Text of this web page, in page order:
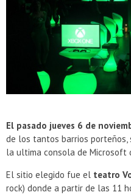
El pasado jueves 6 de
de los tantos barrios
la ultima consola de Microsoft
El sitio elegido fue el teatro
rock) donde a partir de las 11